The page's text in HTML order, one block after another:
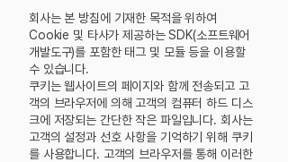
회사는 본 방침에 기재한 목적을 위하여
Cookie 및 타사가 제공하는 SDK(소프트웨어
개발도구)를 포함한 태그 및 모듈 등을 이용할
수 있습니다.
쿠키는 웹사이트의 페이지와 함께 전송되고 고
객의 브라우저에 의해 고객의 컴퓨터 하드 디스
크에 저장되는 간단한 작은 파일입니다. 회사는
고객의 설정과 선호 사항을 기억하기 위해 쿠키
를 사용합니다. 고객의 브라우저를 통해 이러한